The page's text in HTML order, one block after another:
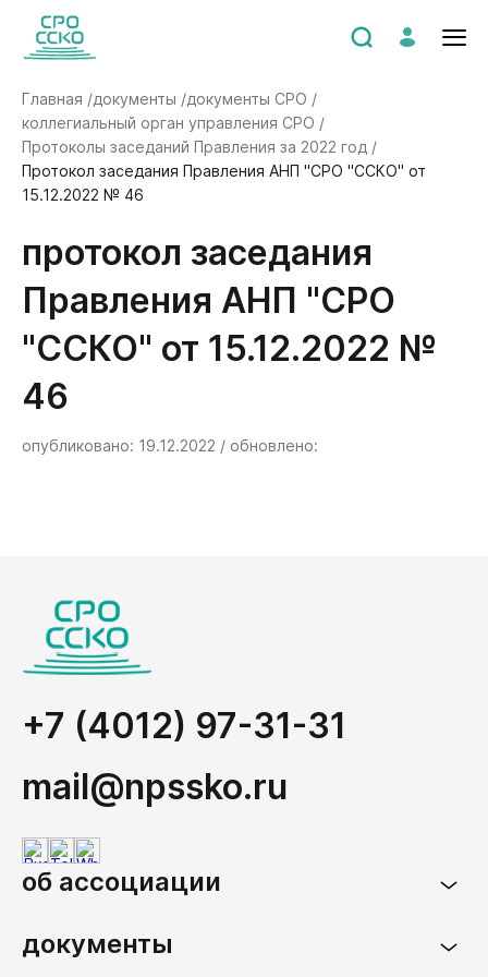
Главная /документы /документы СРО /
коллегиальный орган управления СРО /
Протоколы заседаний Правления за 2022 год /
Протокол заседания Правления АНП "СРО "ССКО" от
15.12.2022 № 46
Протокол заседания
Правления АНП "СРО
"ССКО" от 15.12.2022 №
46
опубликовано: 19.12.2022 / обновлено:
+7 (4012) 97-31-31
mail@npssko.ru
об ассоциации
документы